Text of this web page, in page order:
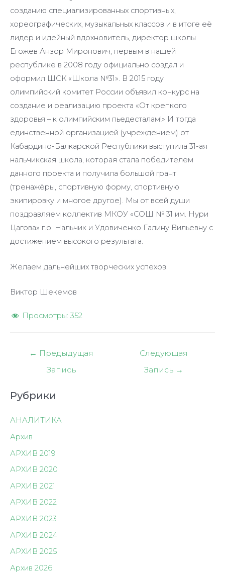
созданию специализированных спортивных,
хореографических, музыкальных классов и в итоге её
лидер и идейный вдохновитель, директор школы
Егожев Анзор Миронович, первым в нашей
республике в 2008 году официально создал и
оформил ШСК «Школа №31». В 2015 году
олимпийский комитет России объявил конкурс на
создание и реализацию проекта «От крепкого
здоровья – к олимпийским пьедесталам!» И тогда
единственной организацией (учреждением) от
Кабардино-Балкарской Республики выступила 31-ая
нальчикская школа, которая стала победителем
данного проекта и получила большой грант
(тренажёры, спортивную форму, спортивную
экипировку и многое другое). Мы от всей души
поздравляем коллектив МКОУ «СОШ № 31 им. Нури
Цагова» г.о. Нальчик и Удовиченко Галину Вильевну с
достижением высокого результата.
Желаем дальнейших творческих успехов.
Виктор Шекемов
Просмотры: 352
Навигация
← Предыдущая
Запись
Следующая
Запись →
Рубрики
АНАЛИТИКА
Архив
АРХИВ 2019
АРХИВ 2020
АРХИВ 2021
АРХИВ 2022
АРХИВ 2023
АРХИВ 2024
АРХИВ 2025
Архив 2026